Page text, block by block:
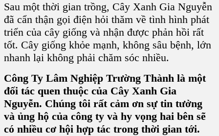
Sau một thời gian trồng, Cây Xanh Gia Nguyễn
đã cẩn thận gọi điện hỏi thăm về tình hình phát
triển của cây giống và nhận được phản hồi rất
tốt. Cây giống khỏe mạnh, không sâu bệnh, lớn
nhanh lại không phải chăm sóc nhiều.
Công Ty Lâm Nghiệp Trường Thành là một
đối tác quen thuộc của Cây Xanh Gia
Nguyễn. Chúng tôi rất cảm ơn sự tin tưởng
và ủng hộ của công ty và hy vọng hai bên sẽ
có nhiều cơ hội hợp tác trong thời gian tới.